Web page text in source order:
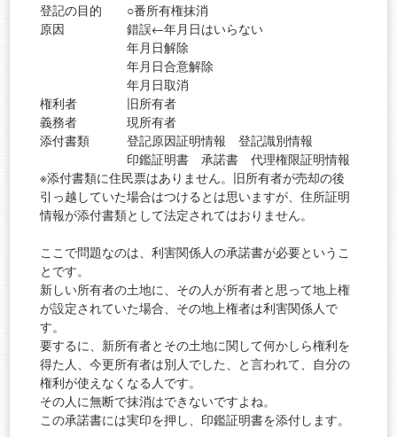
登記の目的 ○番所有権抹消
原因 錯誤←年月日はいらない
年月日解除
年月日合意解除
年月日取消
権利者 旧所有者
義務者 現所有者
添付書類 登記原因証明情報 登記識別情報
印鑑証明書 承諾書 代理権限証明情報
※添付書類に住民票はありません。旧所有者が売却の後
引っ越していた場合はつけるとは思いますが、住所証明
情報が添付書類として法定されてはおりません。
ここで問題なのは、利害関係人の承諾書が必要というこ
とです。
新しい所有者の土地に、その人が所有者と思って地上権
が設定されていた場合、その地上権者は利害関係人で
す。
要するに、新所有者とその土地に関して何かしら権利を
得た人、今更所有者は別人でした、と言われて、自分の
権利が使えなくなる人です。
その人に無断で抹消はできないですよね。
この承諾書には実印を押し、印鑑証明書を添付します。